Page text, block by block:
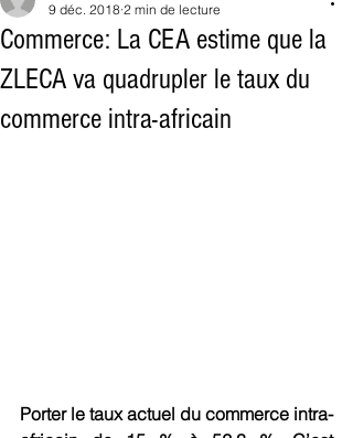
Commerce: La CEA estime que la
ZLECA va quadrupler le taux du
commerce intra-africain
9 déc. 2018 2 min de lecture
Porter le taux actuel du commerce intra-